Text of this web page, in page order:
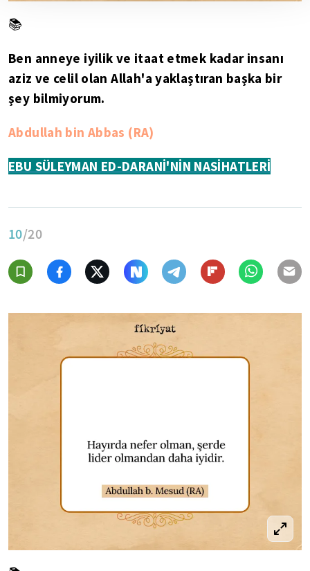
📚
Ben anneye iyilik ve itaat etmek kadar insanı
aziz ve celil olan Allah'a yaklaştıran başka bir
şey bilmiyorum.
Abdullah bin Abbas (RA)
EBU SÜLEYMAN ED-DARANİ'NİN NASİHATLERİ
10/20